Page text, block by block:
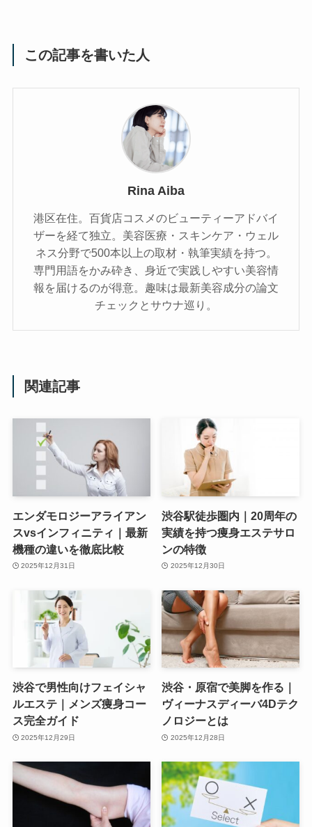
この記事を書いた人
Rina Aiba
港区在住。百貨店コスメのビューティーアドバイ
ザーを経て独立。美容医療・スキンケア・ウェル
ネス分野で500本以上の取材・執筆実績を持つ。
専門用語をかみ砕き、⾝近で実践しやすい美容情
報を届けるのが得意。趣味は最新美容成分の論文
チェックとサウナ巡り。
関連記事
エンダモロジーアライアン
スvsインフィニティ｜最新
機種の違いを徹底比較
2025年12月31日
渋谷駅徒歩圏内｜20周年の
実績を持つ痩身エステサロ
ンの特徴
2025年12月30日
渋谷で男性向けフェイシャ
ルエステ｜メンズ痩身コー
ス完全ガイド
2025年12月29日
渋谷・原宿で美脚を作る｜
ヴィーナスディーバ4Dテク
ノロジーとは
2025年12月28日